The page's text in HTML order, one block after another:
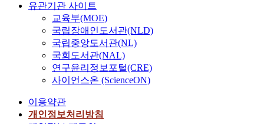
유관기관 사이트
교육부(MOE)
국립장애인도서관(NLD)
국립중앙도서관(NL)
국회도서관(NAL)
연구윤리정보포털(CRE)
사이언스온 (ScienceON)
이용약관
개인정보처리방침